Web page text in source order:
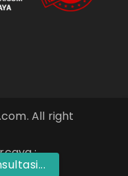
All right
: